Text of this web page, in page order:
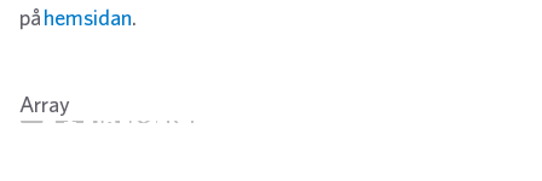
påhemsidan.
Array